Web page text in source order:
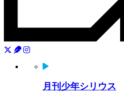
月刊少年シリウス